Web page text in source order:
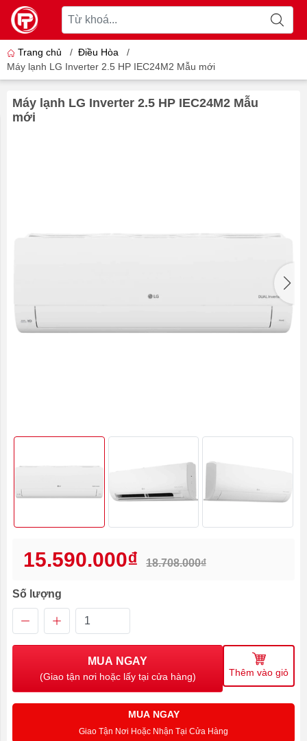
Trang chủ / Điều Hòa
/
Máy lạnh LG Inverter 2.5 HP IEC24M2 Mẫu mới
Máy lạnh LG Inverter 2.5 HP IEC24M2 Mẫu
mới
15.590.000₫ 18.708.000₫
Số lượng
MUA NGAY
(Giao tận nơi hoặc lấy tại cửa hàng) Thêm vào giỏ
MUA NGAY
Giao Tận Nơi Hoặc Nhận Tại Cửa Hàng